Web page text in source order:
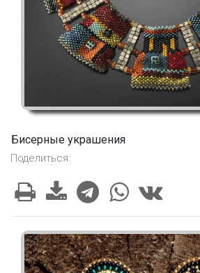
Бисерные украшения
Поделиться: